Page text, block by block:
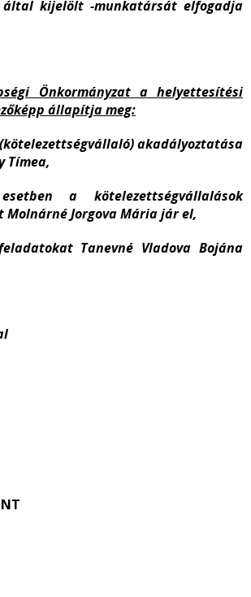
kijelölt -munkatársát elfogadja
Önkormányzat a helyettesítési
állapítja meg:
akadályoztatása
Tímea,
a kötelezettségvállalások
Molnárné Jorgova Mária jár el,
Tanevné Vladova Bojána